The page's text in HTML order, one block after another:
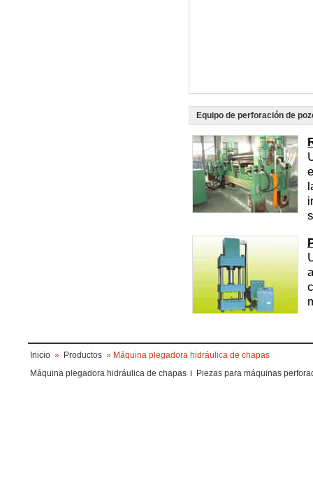
Equipo de perforación de
Inicio » Productos » Máquina plegadora hidráulica de chapas
Máquina plegadora hidráulica de chapas
Piezas para máquinas